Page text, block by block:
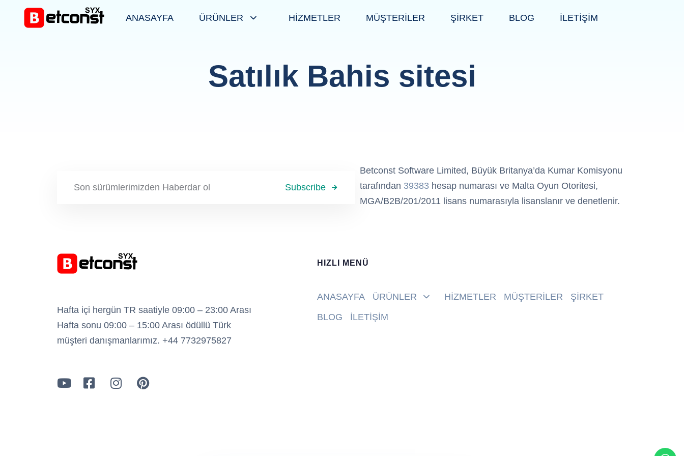
ANASAYFA ÜRÜNLER HİZMETLER MÜŞTERİLER ŞİRKET BLOG İLETİŞİM
Satılık Bahis sitesi
Subscribe
Betconst Software Limited, Büyük Britanya’da Kumar Komisyonu
tarafından 39383hesap numarası ve Malta Oyun Otoritesi,
MGA/B2B/201/2011 lisans numarasıyla lisanslanır ve denetlenir.
Hafta içi hergün TR saatiyle 09:00 – 23:00 Arası
Hafta sonu 09:00 – 15:00 Arası ödüllü Türk
müşteri danışmanlarımız. +44 7732975827
HIZLI MENÜ
ANASAYFA ÜRÜNLER HİZMETLER MÜŞTERİLER
ŞİRKET
BLOG
İLETİŞİM